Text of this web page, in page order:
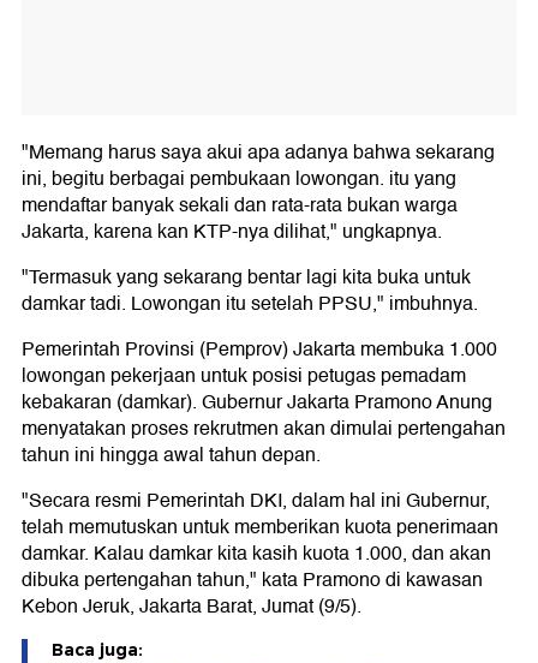
"Memang harus saya akui apa adanya bahwa sekarang
ini, begitu berbagai pembukaan lowongan. itu yang
mendaftar banyak sekali dan rata-rata bukan warga
Jakarta, karena kan KTP-nya dilihat," ungkapnya.
"Termasuk yang sekarang bentar lagi kita buka untuk
damkar tadi. Lowongan itu setelah PPSU," imbuhnya.
Pemerintah Provinsi (Pemprov) Jakarta membuka 1.000
lowongan pekerjaan untuk posisi petugas pemadam
kebakaran (damkar). Gubernur Jakarta Pramono Anung
menyatakan proses rekrutmen akan dimulai pertengahan
tahun ini hingga awal tahun depan.
"Secara resmi Pemerintah DKI, dalam hal ini Gubernur,
telah memutuskan untuk memberikan kuota penerimaan
damkar. Kalau damkar kita kasih kuota 1.000, dan akan
dibuka pertengahan tahun," kata Pramono di kawasan
Kebon Jeruk, Jakarta Barat, Jumat (9/5).
Baca juga: